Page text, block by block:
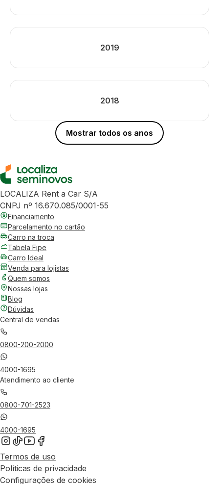
2019
2018
Mostrar todos os anos
LOCALIZA Rent a Car S/A
CNPJ nº 16.670.085/0001-55
Financiamento
Parcelamento no cartão
Carro na troca
Tabela Fipe
Carro Ideal
Venda para lojistas
Quem somos
Nossas lojas
Blog
Dúvidas
Central de vendas
0800-200-2000
4000-1695
Atendimento ao cliente
0800-701-2523
4000-1695
Termos de uso
Políticas de privacidade
Configurações de cookies